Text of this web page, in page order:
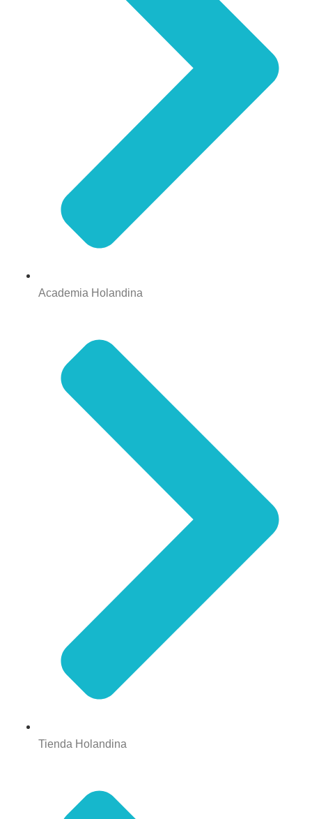
Academia Holandina
Tienda Holandina